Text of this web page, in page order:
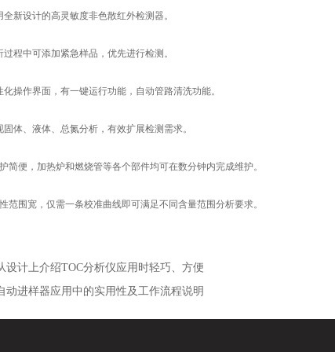
设计的高灵敏度非色散红外检测器。
中可添加紧急样品，优先进行检测。
作界面，有一键运行功能，自动管路清洗功能。
、液体、总氮分析，有效扩展检测需求。
便，加热炉和燃烧管等各个部件均可在数分钟内完成维护。
围宽，仅需一条校准曲线即可满足不同含量范围分析要求。
设计上介绍TOC分析仪应用时轻巧、方便
动进样器应用中的实用性及工作流程说明